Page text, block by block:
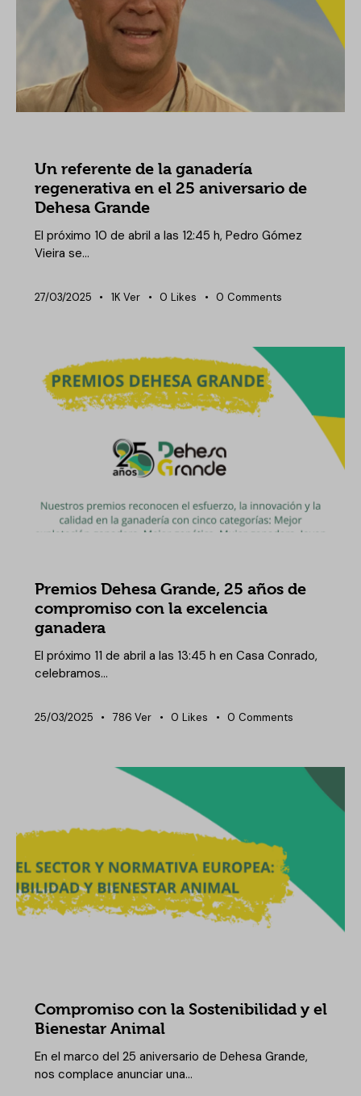
Un referente de la ganadería
regenerativa en el 25 aniversario de
Dehesa Grande
El próximo 10 de abril a las 12:45 h, Pedro Gómez
Vieira se…
27/03/2025 1K Ver 0 Likes 0 Comments
Premios Dehesa Grande, 25 años de
compromiso con la excelencia
ganadera
El próximo 11 de abril a las 13:45 h en Casa Conrado,
celebramos…
25/03/2025 786 Ver 0 Likes 0 Comments
Compromiso con la Sostenibilidad y el
Bienestar Animal
En el marco del 25 aniversario de Dehesa Grande,
nos complace anunciar una…